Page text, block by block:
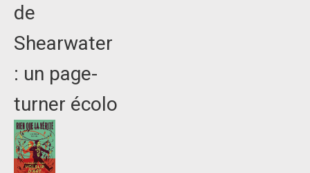
de
Shearwater
: un page-
turner écolo